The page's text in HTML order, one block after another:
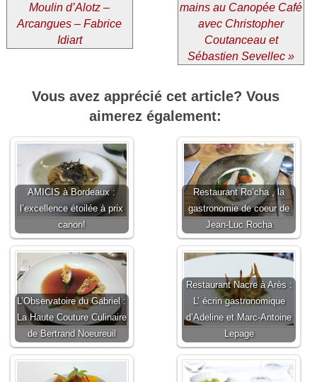
Moulin d’Alotz –
Arcangues – Fabrice
Idiart
mains au Canopée Café
avec Christopher
Coutanceau et
Sébastien Sevellec »
Vous avez apprécié cet article? Vous
aimerez également:
AMICIS à Bordeaux :
l’excellence étoilée à prix
canon!
Restaurant Ro’cha , la
gastronomie de coeur de
Jean-Luc Rocha
L’Observatoire du Gabriel :
La Haute Couture Culinaire
de Bertrand Noeureuil
Restaurant Nacre à Arès :
L’ écrin gastronomique
d’Adeline et Marc-Antoine
Lepage